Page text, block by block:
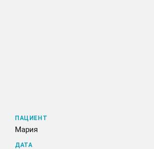
ПАЦИЕНТ
Мария
ДАТА